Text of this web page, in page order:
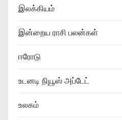
இலக்கியம்
இன்றைய ராசி பலன்கள்
ஈரோடு
உடனடி நியூஸ் அப்டேட்
உலகம்